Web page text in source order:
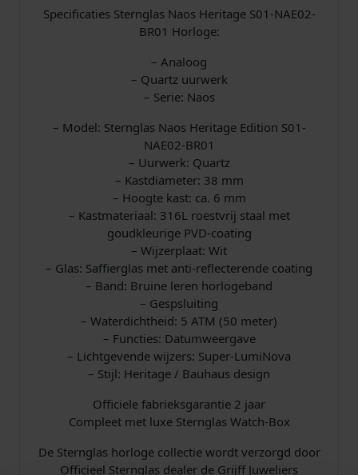
a
Specificaties Sternglas Naos Heritage S01-NAE02-
BR01 Horloge:
– Analoog
– Quartz uurwerk
– Serie: Naos
– Model: Sternglas Naos Heritage Edition S01-
NAE02-BR01
– Uurwerk: Quartz
– Kastdiameter: 38 mm
– Hoogte kast: ca. 6 mm
– Kastmateriaal: 316L roestvrij staal met
goudkleurige PVD-coating
– Wijzerplaat: Wit
– Glas: Saffierglas met anti-reflecterende coating
– Band: Bruine leren horlogeband
– Gespsluiting
– Waterdichtheid: 5 ATM (50 meter)
– Functies: Datumweergave
– Lichtgevende wijzers: Super-LumiNova
– Stijl: Heritage / Bauhaus design
Officiele fabrieksgarantie 2 jaar
Compleet met luxe Sternglas Watch-Box
De Sternglas horloge collectie wordt verzorgd door
Officieel Sternglas dealer de Grijff Juweliers